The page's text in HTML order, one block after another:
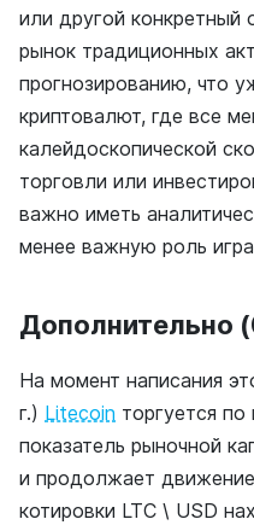
или другой конкретный
рынок традиционных
прогнозированию, что
криптовалют, где все
калейдоскопической
торговли или
важно иметь
менее важную роль
Дополнительно
На момент написания
г.) Litecoin торгуется
показатель рыночной
и продолжает
котировки LTC \ USD